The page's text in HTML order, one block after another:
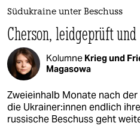
Südukraine unter Beschuss
Cherson, leidgeprüft
Kolumne Krieg und
Magasowa
Zweieinhalb Monate nach
die Ukrai­ne­r:in­nen endlich
russische Beschuss geht